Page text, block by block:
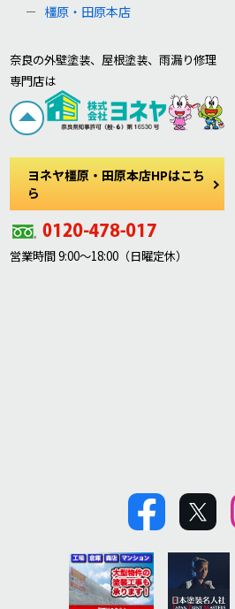
橿原・田原本店
奈良の外壁塗装、屋根塗装、雨漏り修理
専門店は
ヨネヤ橿原・田原本店HPはこち
ら
営業時間 9:00～18:00（日曜定休）